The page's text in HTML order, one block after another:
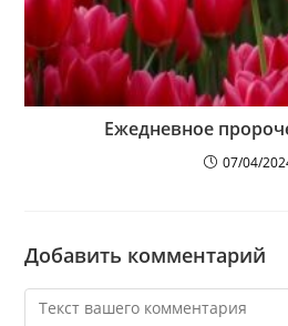
Ежедневное
07/04/
Добавить комментарий